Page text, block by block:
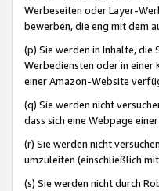
Werbeseiten oder Layer-
bewerben, die eng mit dem
(p) Sie werden in Inhalte,
Werbediensten oder in einer
einer Amazon-Website
(q) Sie werden nicht
dass sich eine Webpage
(r) Sie werden nicht
umzuleiten (einschließlich
(s) Sie werden nicht durch